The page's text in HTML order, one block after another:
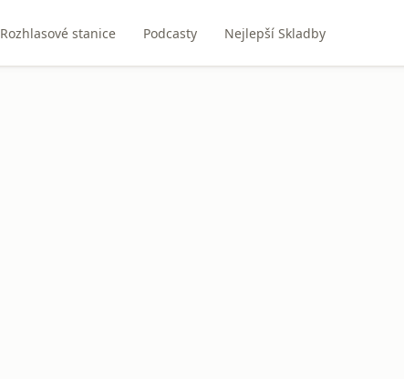
Rozhlasové stanice Podcasty Nejlepší Skladby